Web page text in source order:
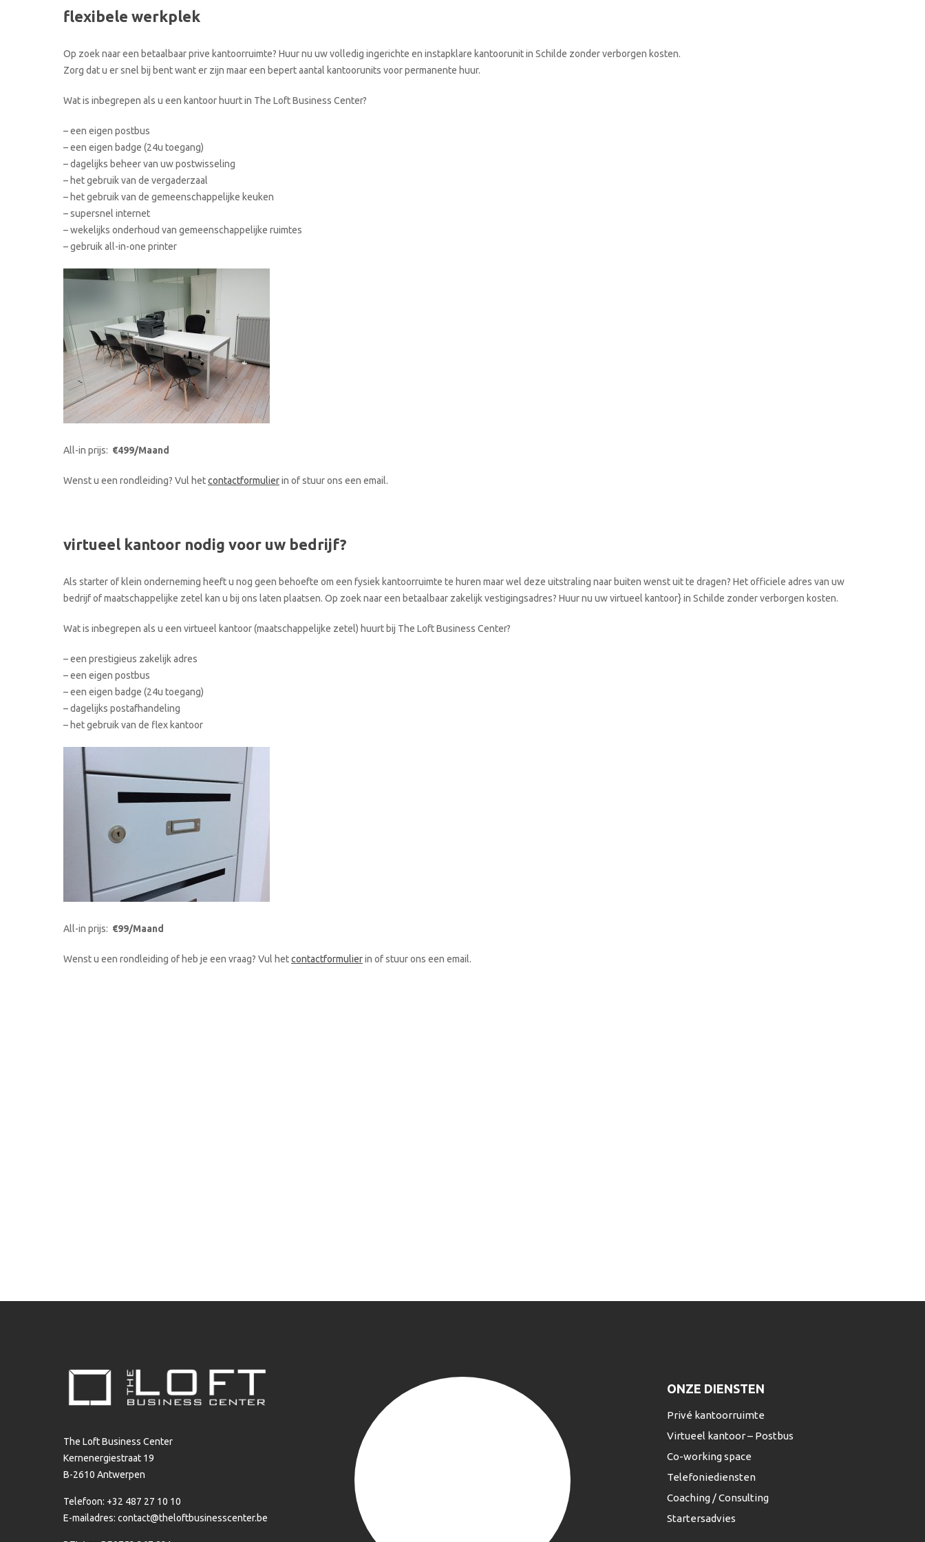
flexibele werkplek
Op zoek naar een betaalbaar prive kantoorruimte? Huur nu uw volledig ingerichte en instapklare kantoorunit in Schilde zonder verborgen kosten.
Zorg dat u er snel bij bent want er zijn maar een bepert aantal kantoorunits voor permanente huur.
Wat is inbegrepen als u een kantoor huurt in The Loft Business Center?
– een eigen postbus
– een eigen badge (24u toegang)
– dagelijks beheer van uw postwisseling
– het gebruik van de vergaderzaal
– het gebruik van de gemeenschappelijke keuken
– supersnel internet
– wekelijks onderhoud van gemeenschappelijke ruimtes
– gebruik all-in-one printer
All-in prijs: €499/Maand
Wenst u een rondleiding? Vul hetcontactformulierin of stuur ons een email.
virtueel kantoor nodig voor uw bedrijf?
Als starter of klein onderneming heeft u nog geen behoefte om een fysiek kantoorruimte te huren maar wel deze uitstraling naar buiten wenst uit te dragen? Het officiele adres van uw
bedrijf of maatschappelijke zetel kan u bij ons laten plaatsen. Op zoek naar een betaalbaar zakelijk vestigingsadres? Huur nu uw virtueel kantoor} in Schilde zonder verborgen kosten.
Wat is inbegrepen als u een virtueel kantoor (maatschappelijke zetel) huurt bij The Loft Business Center?
– een prestigieus zakelijk adres
– een eigen postbus
– een eigen badge (24u toegang)
– dagelijks postafhandeling
– het gebruik van de flex kantoor
All-in prijs: €99/Maand
Wenst u een rondleiding of heb je een vraag? Vul hetcontactformulierin of stuur ons een email.
The Loft Business Center
Kernenergiestraat 19
B-2610 Antwerpen
Telefoon: +32 487 27 10 10
E-mailadres: contact@theloftbusinesscenter.be
ONZE DIENSTEN
Privé kantoorruimte
Virtueel kantoor – Postbus
Co-working space
Telefoniediensten
Coaching / Consulting
Startersadvies